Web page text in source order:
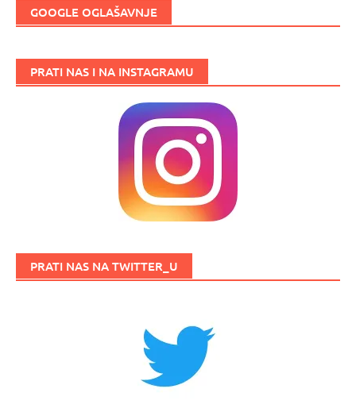
GOOGLE OGLAŠAVNJE
PRATI NAS I NA INSTAGRAMU
PRATI NAS NA TWITTER_U